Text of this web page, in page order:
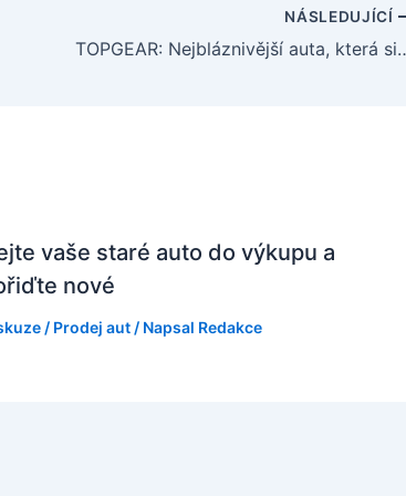
NÁSLEDUJÍCÍ
TOPGEAR:
vaše staré auto do výkupu a
nové
/ Prodej aut/ Napsal Redakce